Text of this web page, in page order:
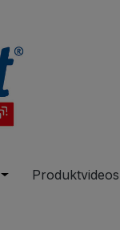
Öffne oderProduktvideos